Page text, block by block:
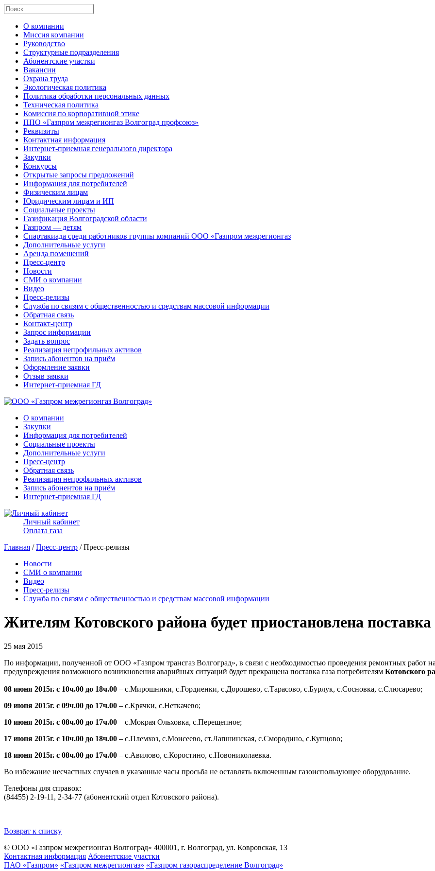
О компании
Миссия компании
Руководство
Структурные подразделения
Абонентские участки
Вакансии
Охрана труда
Экологическая политика
Политика обработки персональных данных
Техническая политика
Комиссия по корпоративной этике
ППО «Газпром межрегионгаз Волгоград профсоюз»
Реквизиты
Контактная информация
Интернет-приемная генерального директора
Закупки
Конкурсы
Открытые запросы предложений
Информация для потребителей
Физическим лицам
Юридическим лицам и ИП
Социальные проекты
Газификация Волгоградской области
Газпром — детям
Спартакиада среди работников группы компаний ООО «Газпром межрегионгаз
Дополнительные услуги
Аренда помещений
Пресс-центр
Новости
СМИ о компании
Видео
Пресс-релизы
Служба по связям с общественностью и средствам массовой информации
Обратная связь
Контакт-центр
Запрос информации
Задать вопрос
Реализация непрофильных активов
Запись абонентов на приём
Оформление заявки
Отзыв заявки
Интернет-приемная ГД
О компании
Закупки
Информация для потребителей
Социальные проекты
Дополнительные услуги
Пресс-центр
Обратная связь
Реализация непрофильных активов
Запись абонентов на приём
Интернет-приемная ГД
Личный кабинет
Оплата газа
Главная /Пресс-центр / Пресс-релизы
Новости
СМИ о компании
Видео
Пресс-релизы
Служба по связям с общественностью и средствам массовой информации
Жителям Котовского района будет приостановлена поставка
25 мая 2015
По информации, полученной от ООО «Газпром трансгаз Волгоград», в связи с необходимостью проведения ремонтных работ
предупреждения возможного возникновения аварийных ситуаций будет прекращена поставка газа потребителям Котовского
08 июня 2015г. с 10ч.00 до 18ч.00 – с.Мирошники, с.Гордиенки, с.Дорошево, с.Тарасово, с.Бурлук, с.Сосновка, с.Слюсарево;
09 июня 2015г. с 09ч.00 до 17ч.00 – с.Крячки, с.Неткачево;
10 июня 2015г. с 08ч.00 до 17ч.00 – с.Мокрая Ольховка, с.Перещепное;
17 июня 2015г. с 10ч.00 до 18ч.00 – с.Племхоз, с.Моисеево, ст.Лапшинская, с.Смородино, с.Купцово;
18 июня 2015г. с 08ч.00 до 17ч.00 – с.Авилово, с.Коростино, с.Новониколаевка.
Во избежание несчастных случаев в указанные часы просьба не оставлять включенным газоиспользующее оборудование.
Телефоны для справок:
(84455) 2-19-11, 2-34-77 (абонентский отдел Котовского района).
Возврат к списку
© ООО «Газпром межрегионгаз Волгоград» 400001, г. Волгоград, ул. Ковровская, 13
Контактная информация Абонентские участки
ПАО «Газпром» «Газпром межрегионгаз» «Газпром газораспределение Волгоград»